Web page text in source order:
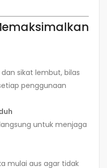
sikat lembut, bilas
penggunaan
untuk menjaga
mulai aus agar tidak